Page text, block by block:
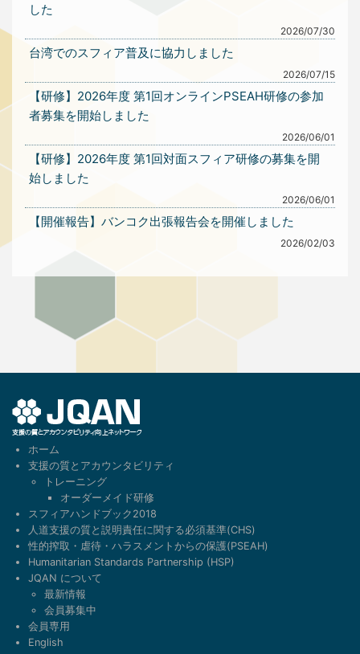
した
2026/07/30
台湾でのスフィア普及に協力しました
2026/07/15
【研修】2026年度 第1回オンラインPSEAH研修の参加
者募集を開始しました
2026/06/01
【研修】2026年度 第1回対面スフィア研修の募集を開
始しました
2026/06/01
【開催報告】バンコク出張報告会を開催しました
2026/02/03
ホーム
支援の質とアカウンタビリティ
トレーニング
オーダーメイド研修
スフィアハンドブック2018
人道支援の質と説明責任に関する必須基準(CHS)
性的搾取・虐待・ハラスメントからの保護(PSEAH)
Humanitarian Standards Partnership (HSP)
JQAN について
最新情報
会員募集中
会員専用
English